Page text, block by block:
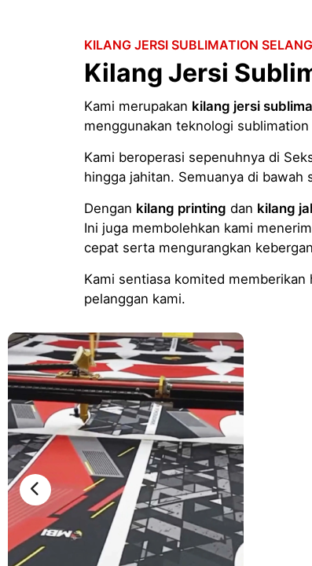
KILANG JERSI SUBLIMATION
Kilang Jersi
Kami merupakan kilang jersi
menggunakan teknologi
Kami beroperasi sepenuhnya di
hingga jahitan. Semuanya di
Dengan kilang printing dan kilang
Ini juga membolehkan kami
cepat serta mengurangkan
Kami sentiasa komited
pelanggan kami.